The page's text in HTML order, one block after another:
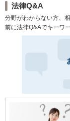
法律Q&A
分野がわからない方、
前に法律Q&Aでキーワ